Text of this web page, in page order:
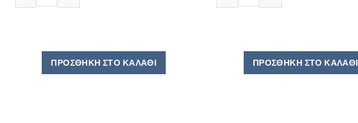
ΠΡΟΣΘΉΚΗ ΣΤΟ ΚΑΛΆΘΙ ΠΡΟΣΘΉΚΗ ΣΤΟ ΚΑΛΆΘΙ